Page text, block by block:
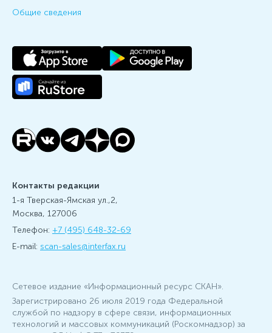
Общие сведения
Сетевое издание «Информационный ресурс СКАН».
Зарегистрировано 26 июля 2019 года Федеральной
службой по надзору в сфере связи, информационных
технологий и массовых коммуникаций (Роскомнадзор) за
Контакты редакции
1-я Тверская-Ямская ул.,2,
Москва, 127006
Телефон: +7 (495) 648-32-69
E-mail: scan-sales@interfax.ru